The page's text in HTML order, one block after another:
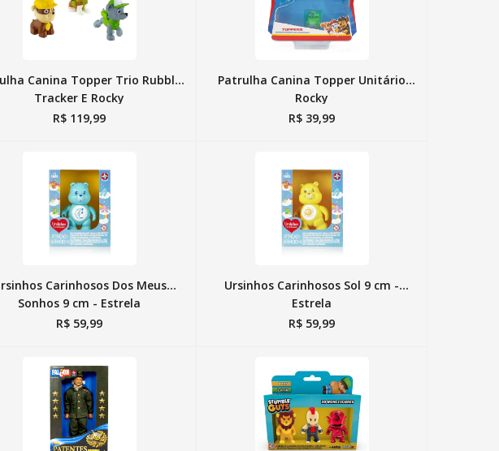
Canina Topper Trio Rubble,
Tracker E Rocky
R$ 119,99
Patrulha Canina Topper Unitário
Rocky
R$ 39,99
Carinhosos Dos Meus
Sonhos 9 cm - Estrela
R$ 59,99
Ursinhos Carinhosos Sol 9 cm -
Estrela
R$ 59,99